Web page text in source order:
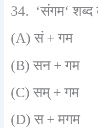
34. ‘संगम‘शब्द
(A)सं + गम
(B)सन + गम
(C)सम् + गम
(D)स + मगम